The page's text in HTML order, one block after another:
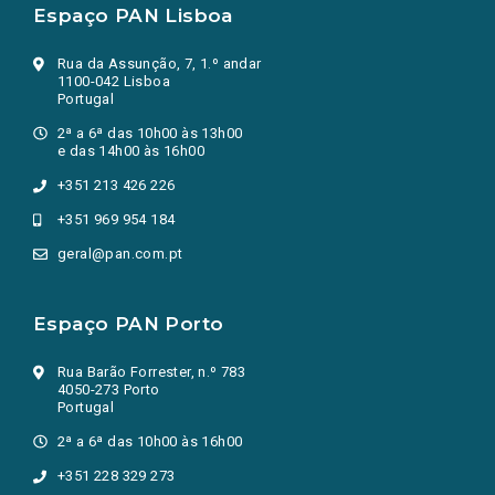
Espaço PAN Lisboa
Rua da Assunção, 7, 1.º andar
1100-042 Lisboa
Portugal
2ª a 6ª das 10h00 às 13h00
e das 14h00 às 16h00
+351 213 426 226
+351 969 954 184
geral@pan.com.pt
Espaço PAN Porto
Rua Barão Forrester, n.º 783
4050-273 Porto
Portugal
2ª a 6ª das 10h00 às 16h00
+351 228 329 273